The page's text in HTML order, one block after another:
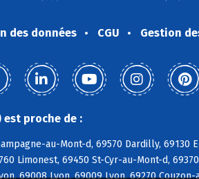
des données CGU Gestion
est proche de :
au-Mont-d, 69570 Dardilly,
Limonest, 69450 St-Cyr-au-Mont-d,
69008 Lyon, 69009 Lyon, 69270